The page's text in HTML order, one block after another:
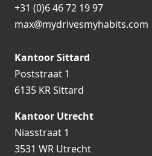
+31 (0)6 46 72 19 97
max@mydrivesmyhabits.com
Kantoor Sittard
Poststraat 1
6135 KR Sittard
Kantoor Utrecht
Niasstraat 1
3531 WR Utrecht